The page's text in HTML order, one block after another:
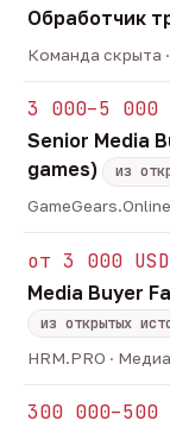
Обработчик
Команда скрыта
3 000–5 000
Senior Media
games)
из
от 3 000 USD
Media Buyer
из открытых
HRM.PRO ·
300 000–500